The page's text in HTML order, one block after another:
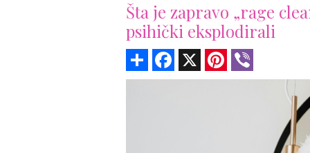
Šta je zapravo „rage
psihički eksplodirali
Share Facebook Pinterest